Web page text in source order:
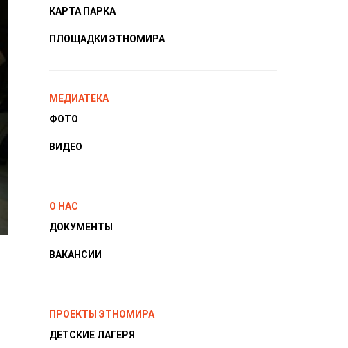
КАРТА ПАРКА
ПЛОЩАДКИ ЭТНОМИРА
МЕДИАТЕКА
ФОТО
ВИДЕО
О НАС
ДОКУМЕНТЫ
ВАКАНСИИ
ПРОЕКТЫ ЭТНОМИРА
ДЕТСКИЕ ЛАГЕРЯ